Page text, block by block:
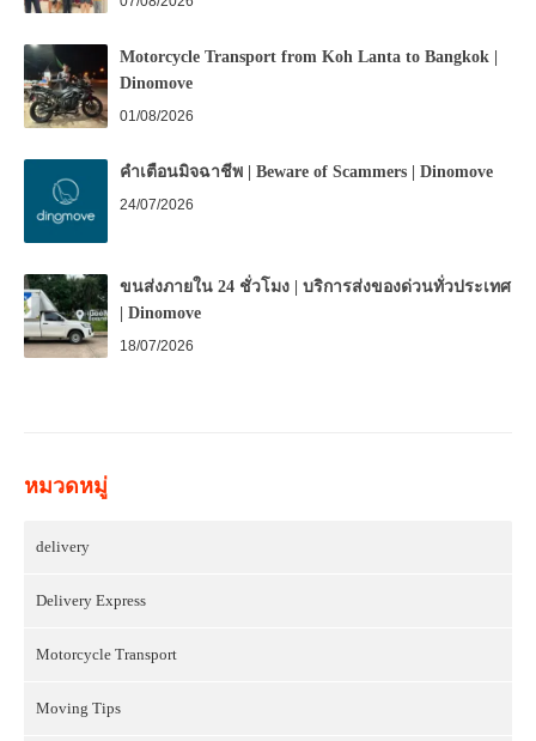
Motorcycle Transport from Koh Lanta to Bangkok |
Dinomove
01/08/2026
คำเตือนมิจฉาชีพ | Beware of Scammers | Dinomove
24/07/2026
ขนส่งภายใน 24 ชั่วโมง | บริการส่งของด่วนทั่วประเทศ
| Dinomove
18/07/2026
หมวดหมู่
delivery
Delivery Express
Motorcycle Transport
Moving Tips